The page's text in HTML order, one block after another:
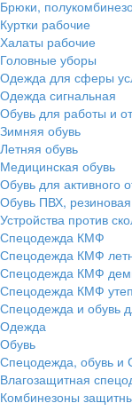
Брюки,
Куртки рабочие
Халаты рабочие
Головные уборы
Одежда для сферы
Одежда сигнальная
Обувь для работы и
Зимняя обувь
Летняя обувь
Медицинская обувь
Обувь для активного
Обувь ПВХ, резиновая
Устройства против
Спецодежда КМФ
Спецодежда КМФ
Спецодежда КМФ
Спецодежда КМФ
Спецодежда и обувь
Одежда
Обувь
Спецодежда, обувь и
Влагозащитная
Комбинезоны